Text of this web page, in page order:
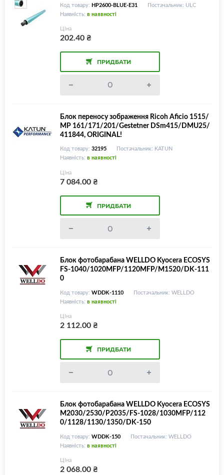
Код товару: HP2600-BLUE-E31
Постачальник: ULC
Наявність: в наявності
Ціна
202.40₴
ПРИДБАТИ
Блок переносу зображення Ricoh Aficio 1515/
MP 161/171/201/Gestetner DSm415/DMU25/
411844, ORIGINAL!
Код товару: 32195
Постачальник: KATUN
Наявність: в наявності
Ціна
7 084.00₴
ПРИДБАТИ
Блок фотобарабана WELLDO Kyocera ECOSYS
FS-1040/1020MFP/1120MFP/M1520/DK-111
0
Код товару: WDDK-1110
Постачальник: WELLDO
Наявність: в наявності
Ціна
2 112.00₴
ПРИДБАТИ
Блок фотобарабана WELLDO Kyocera ECOSYS
M2030/2530/P2035/FS-1028/1030MFP/112
0/1128/1130/1350/DK-150
Код товару: WDDK-150
Постачальник: WELLDO
Наявність: в наявності
Ціна
2 068.00₴